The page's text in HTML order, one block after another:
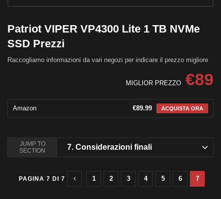
Patriot VIPER VP4300 Lite 1 TB NVMe
SSD Prezzi
Raccogliamo informazioni da vari negozi per indicare il prezzo migliore
MIGLIOR PREZZO €89
Amazon €89.99 ACQUISTA ORA
JUMP TO
SECTION
7. Considerazioni finali
PAGINA 7 DI 7 1 2 3 4 5 6 7